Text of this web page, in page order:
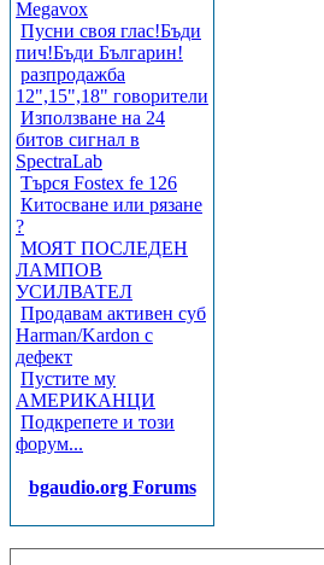
Megavox
Пусни своя глас!Бъди
пич!Бъди Българин!
разпродажба
12",15",18" говорители
Използване на 24
битов сигнал в
SpectraLab
Търся Fostex fe 126
Китосване или рязане
?
МОЯТ ПОСЛЕДЕН
ЛАМПОВ
УСИЛВАТЕЛ
Продавам активен суб
Harman/Kardon с
дефект
Пустите му
АМЕРИКАНЦИ
Подкрепете и този
форум...
bgaudio.org Forums